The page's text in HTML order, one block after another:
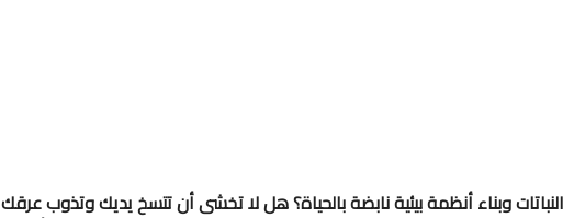
وبناء أنظمة بيئية نابضة بالحياة؟ هل لا تخشى أن تتسخ يديك وتذوب عرقك